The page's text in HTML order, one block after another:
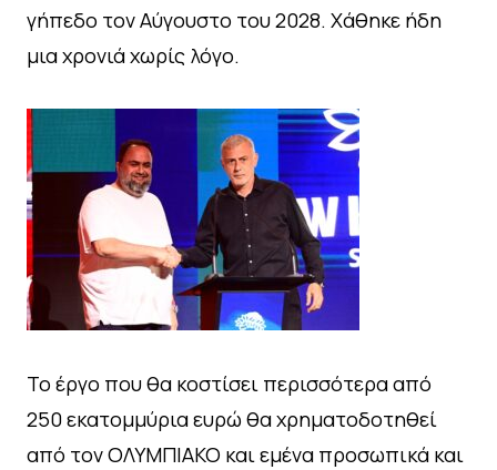
γήπεδο τον Αύγουστο του 2028. Χάθηκε ήδη
μια χρονιά χωρίς λόγο.
Το έργο που θα κοστίσει περισσότερα από
250 εκατομμύρια ευρώ θα χρηματοδοτηθεί
από τον ΟΛΥΜΠΙΑΚΟ και εμένα προσωπικά και